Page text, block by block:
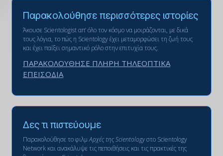
Παρακολούθησε περισσότερες ιστορίες
Άκουσε Scientologist απ’ όλο τον κόσμο να μοιράζονται, με δικά
τους λόγια, το πώς η Scientology έχει μεταμορφώσει τη ζωή τους
και έχει παίξει σημαντικό ρόλο στην επιτυχία τους.
ΠΑΡΑΚΟΛΟΥΘΗΣΕ ΠΛΗΡΗ ΤΗΛΕΟΠΤΙΚΑ
ΕΠΕΙΣΟΔΙΑ
Δες τι πιστεύουμε
Παρακολούθησε το φιλμΑρχές της Scientologyστο Scientology
Network και ανακάλυψε τις πεποιθήσεις και τις πρακτικές της